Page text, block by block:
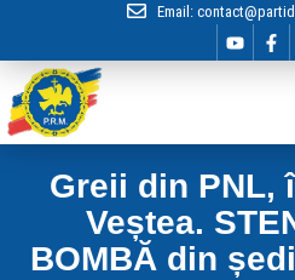
Email:
Greii din PNL,
Veștea.
BOMBĂ din